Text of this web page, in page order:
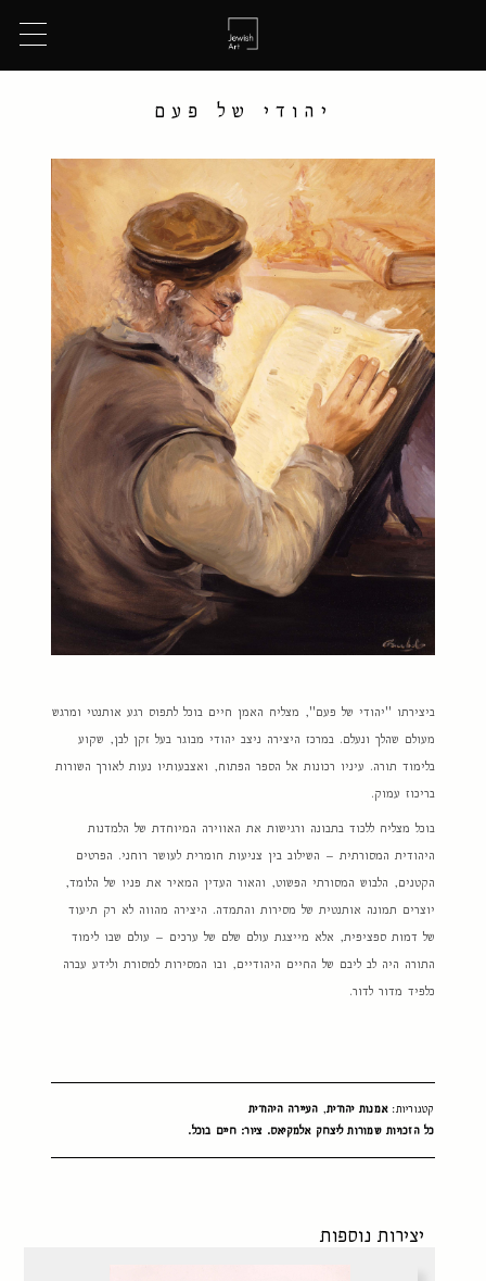
יהודי של פעם
ביצירתו "יהודי של פעם", מצליח האמן חיים בוכל לתפוס רגע אותנטי ומרגש
מעולם שהלך ונעלם. במרכז היצירה ניצב יהודי מבוגר בעל זקן לבן, שקוע
בלימוד תורה. עיניו רכונות אל הספר הפתוח, ואצבעותיו נעות לאורך השורות
בריכוז עמוק.
בוכל מצליח ללכוד בתבונה ורגישות את האווירה המיוחדת של הלמדנות
היהודית המסורתית – השילוב בין צניעות חומרית לעושר רוחני. הפרטים
הקטנים, הלבוש המסורתי הפשוט, והאור העדין המאיר את פניו של הלומד,
יוצרים תמונה אותנטית של מסירות והתמדה. היצירה מהווה לא רק תיעוד
של דמות ספציפית, אלא מייצגת עולם שלם של ערכים – עולם שבו לימוד
התורה היה לב ליבם של החיים היהודיים, ובו המסירות למסורת ולידע עברה
כלפיד מדור לדור.
קטגוריות:אמנות יהודית, העיירה היהודית
כל הזכויות שמורות ליצחק אלמקיאס. ציור: חיים בוכל.
יצירות נוספות